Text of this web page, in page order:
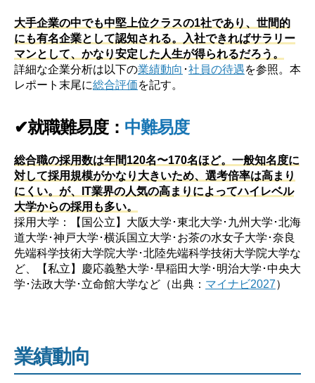
大手企業の中でも中堅上位クラスの1社であり、世間的
にも有名企業として認知される。入社できればサラリー
マンとして、かなり安定した人生が得られるだろう。
詳細な企業分析は以下の業績動向 ･社員の待遇を参照。本
レポート末尾に総合評価を記す。
✔就職難易度： 中難易度
総合職の採用数は年間120名〜170名ほど。一般知名度に
対して採用規模がかなり大きいため、選考倍率は高まり
にくい。が、IT業界の人気の高まりによってハイレベル
大学からの採用も多い。
採用大学：【国公立】大阪大学･東北大学･九州大学･北海
道大学･神戸大学･横浜国立大学･お茶の水女子大学･奈良
先端科学技術大学院大学･北陸先端科学技術大学院大学な
ど、【私立】慶応義塾大学･早稲田大学･明治大学･中央大
学･法政大学･立命館大学など（出典： マイナビ2027）
業績動向